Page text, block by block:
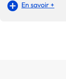
En savoir +